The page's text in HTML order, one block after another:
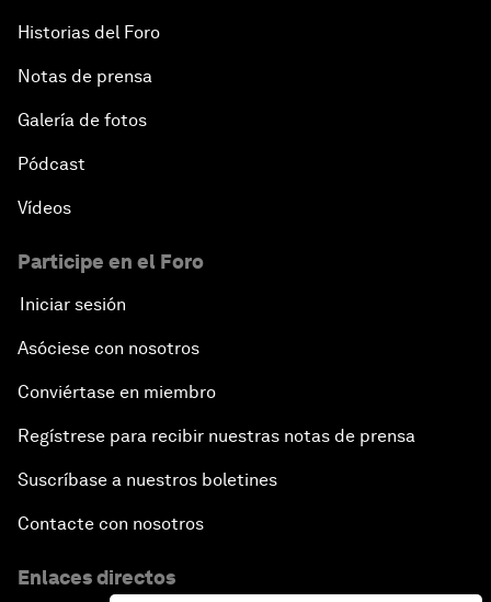
Historias del Foro
Notas de prensa
Galería de fotos
Pódcast
Vídeos
Participe en el Foro
Iniciar sesión
Asóciese con nosotros
Conviértase en miembro
Regístrese para recibir nuestras notas de prensa
Suscríbase a nuestros boletines
Contacte con nosotros
Enlaces directos